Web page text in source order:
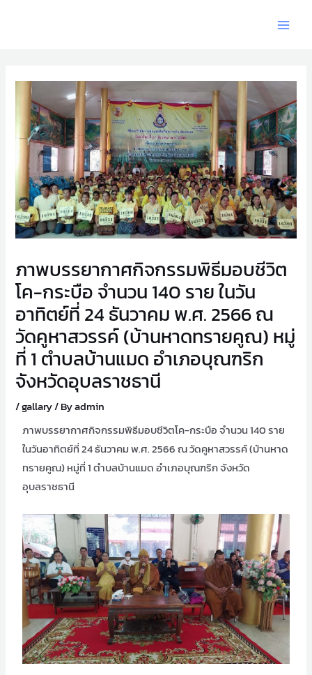
ภาพบรรยากาศกิจกรรมพิธีมอบชีวิต
โค-กระบือ จำนวน 140 ราย ในวัน
อาทิตย์ที่ 24 ธันวาคม พ.ศ. 2566 ณ
วัดคูหาสวรรค์ (บ้านหาดทรายคูณ) หมู่
ที่ 1 ตำบลบ้านแมด อำเภอบุณฑริก
จังหวัดอุบลราชธานี
/gallary/ Byadmin
ภาพบรรยากาศกิจกรรมพิธีมอบชีวิตโค-กระบือ จำนวน 140 ราย
ในวันอาทิตย์ที่ 24 ธันวาคม พ.ศ. 2566 ณ วัดคูหาสวรรค์ (บ้านหาด
ทรายคูณ) หมู่ที่ 1 ตำบลบ้านแมด อำเภอบุณฑริก จังหวัด
อุบลราชธานี